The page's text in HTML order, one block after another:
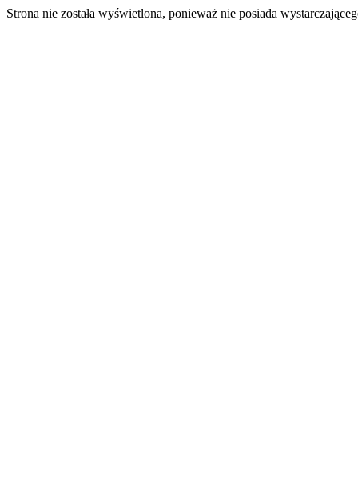
Strona nie została wyświetlona, ponieważ nie posiada